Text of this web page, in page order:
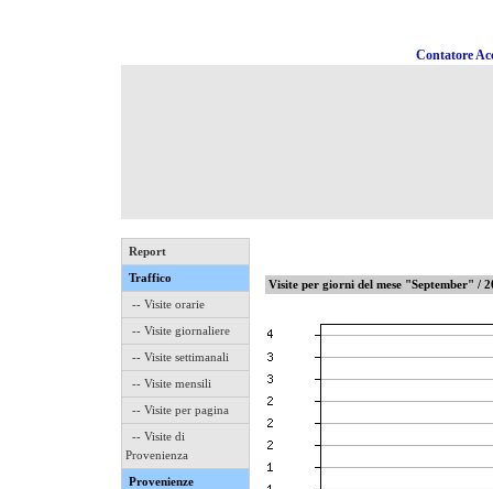
Contatore
Report
Traffico
-- Visite orarie
-- Visite giornaliere
-- Visite settimanali
-- Visite mensili
-- Visite per pagina
-- Visite di
Provenienza
Provenienze
Visite per giorni del mese "September" /